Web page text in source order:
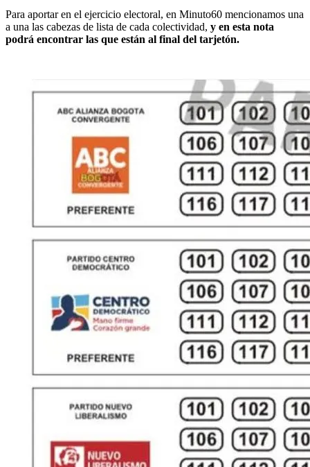
Para aportar en el ejercicio electoral, en Minuto60 mencionamos una
a una las cabezas de lista de cada colectividad, y en esta nota
podrá encontrar las que están al final del tarjetón.